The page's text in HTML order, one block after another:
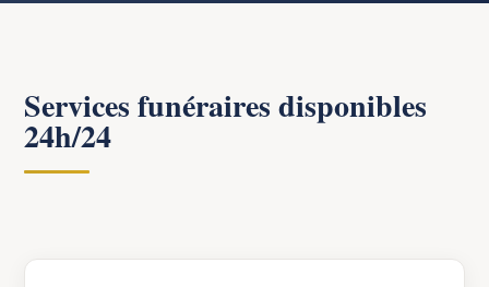
Services funéraires disponibles
24h/24